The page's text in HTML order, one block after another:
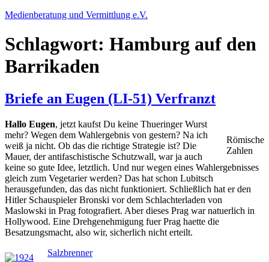
Zum
springen
Medienberatung und Vermittlung e.V.
Schlagwort: Hamburg auf den
Barrikaden
Briefe an Eugen (LI-51) Verfranzt
Römische
Zahlen
Hallo Eugen, jetzt kaufst Du keine Thueringer Wurst
mehr? Wegen dem Wahlergebnis von gestern? Na ich
weiß ja nicht. Ob das die richtige Strategie ist? Die
Mauer, der antifaschistische Schutzwall, war ja auch
keine so gute Idee, letztlich. Und nur wegen eines Wahlergebnisses
gleich zum Vegetarier werden? Das hat schon Lubitsch
herausgefunden, das das nicht funktioniert. Schließlich hat er den
Hitler Schauspieler Bronski vor dem Schlachterladen von
Maslowski in Prag fotografiert. Aber dieses Prag war natuerlich in
Hollywood. Eine Drehgenehmigung fuer Prag haette die
Besatzungsmacht, also wir, sicherlich nicht erteilt.
Salzbrenner